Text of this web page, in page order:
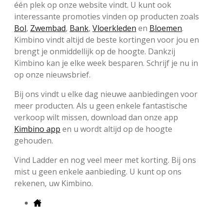
één plek op onze website vindt. U kunt ook
interessante promoties vinden op producten zoals
Bol, Zwembad, Bank, Vloerkleden en Bloemen.
Kimbino vindt altijd de beste kortingen voor jou en
brengt je onmiddellijk op de hoogte. Dankzij
Kimbino kan je elke week besparen. Schrijf je nu in
op onze nieuwsbrief.
Bij ons vindt u elke dag nieuwe aanbiedingen voor
meer producten. Als u geen enkele fantastische
verkoop wilt missen, download dan onze app
Kimbino app en u wordt altijd op de hoogte
gehouden.
Vind Ladder en nog veel meer met korting. Bij ons
mist u geen enkele aanbieding. U kunt op ons
rekenen, uw Kimbino.